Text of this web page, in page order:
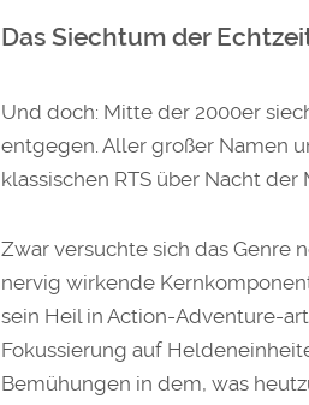
Das Siechtum der
Und doch: Mitte der 2000er
entgegen. Aller großer Namen
klassischen RTS über Nacht
Zwar versuchte sich das Genre
nervig wirkende
sein Heil in Action-Adventure-
Fokussierung auf
Bemühungen in dem, was